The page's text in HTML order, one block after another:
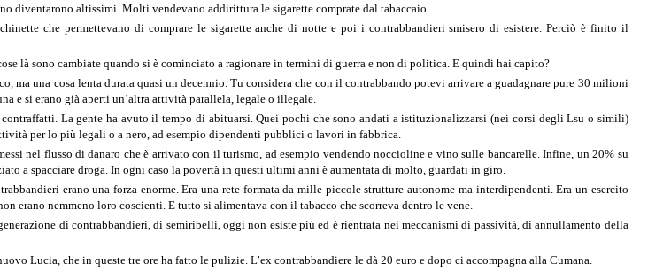
diventarono altissimi. Molti vendevano addirittura le sigarette comprate dal tabaccaio.
che permettevano di comprare le sigarette anche di notte e poi i contrabbandieri smisero di esistere. Perciò è finito il
là sono cambiate quando si è cominciato a ragionare in termini di guerra e non di politica. E quindi hai capito?
ma una cosa lenta durata quasi un decennio. Tu considera che con il contrabbando potevi arrivare a guadagnare pure 30 milioni
e si erano già aperti un’altra attività parallela, legale o illegale.
La gente ha avuto il tempo di abituarsi. Quei pochi che sono andati a istituzionalizzarsi (nei corsi degli Lsu o simili)
per lo più legali o a nero, ad esempio dipendenti pubblici o lavori in fabbrica.
nel flusso di danaro che è arrivato con il turismo, ad esempio vendendo noccioline e vino sulle bancarelle. Infine, un 20% su
a spacciare droga. In ogni caso la povertà in questi ultimi anni è aumentata di molto, guardati in giro.
erano una forza enorme. Era una rete formata da mille piccole strutture autonome ma interdipendenti. Era un esercito
erano nemmeno loro coscienti. E tutto si alimentava con il tabacco che scorreva dentro le vene.
di contrabbandieri, di semiribelli, oggi non esiste più ed è rientrata nei meccanismi di passività, di annullamento della
Lucia, che in queste tre ore ha fatto le pulizie. L’ex contrabbandiere le dà 20 euro e dopo ci accompagna alla Cumana.